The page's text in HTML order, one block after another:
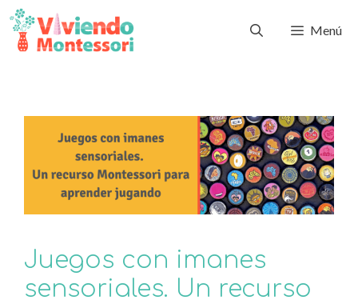
Menú
Juegos con imanes
sensoriales. Un recurso